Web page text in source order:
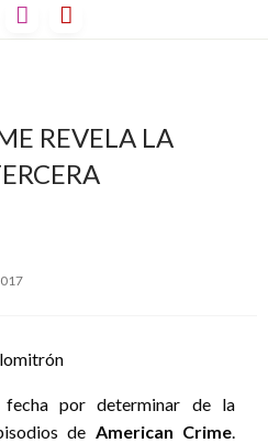
REVELA LA
fecha por determinar de la
de American Crime.